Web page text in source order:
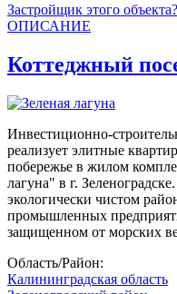
Застройщик этого
ОПИСАНИЕ
Коттеджный
Инвестиционно-
реализует элитные
побережье в жилом
лагуна" в г.
экологически чистом
промышленных
защищенном от морских
Область/Район:
Калининградская область